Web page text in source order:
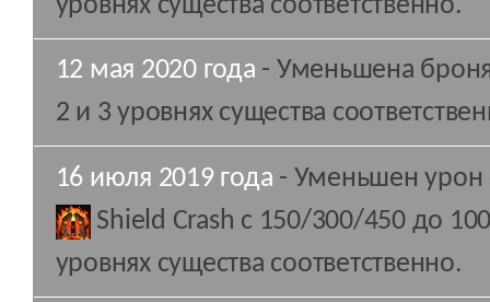
12 мая 2020 года - Уменьшена
2 и 3 уровнях существа
16 июля 2019 года - Уменьшен урон
Shield Crash с 150/300/450 до
уровнях существа соответственно.